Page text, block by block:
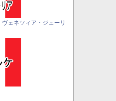
ヴェネツィア・ジューリ